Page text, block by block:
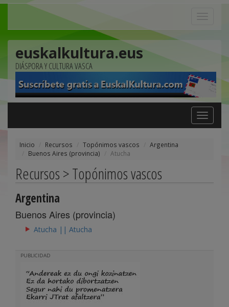
euskalkultura.eus
DIÁSPORA Y CULTURA VASCA
Toggle
navigation
Inicio Recursos Topónimos vascos
Argentina
Buenos Aires (provincia)
Atucha
Recursos > Topónimos vascos
Argentina
Buenos Aires (provincia)
Atucha || Atucha
PUBLICIDAD